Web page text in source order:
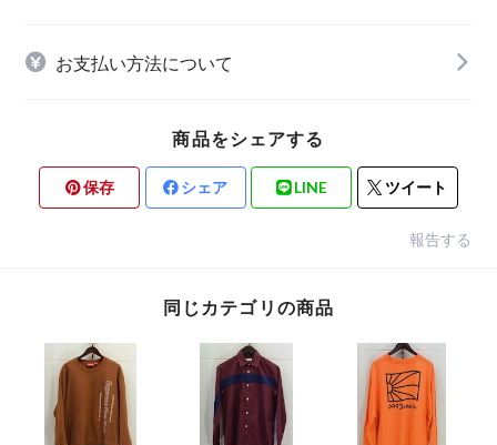
お支払い方法について
商品をシェアする
保存 シェア LINE ツイート
報告する
同じカテゴリの商品